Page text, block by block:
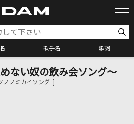
歌手名 歌詞
カラオケ検索
めない奴の飲み会ソング～
ノノミカイソング ]